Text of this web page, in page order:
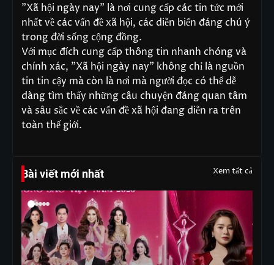
"Xã hội ngày nay" là nơi cung cấp các tin tức mới
nhất về các vấn đề xã hội, các diễn biến đáng chú ý
trong đời sống cộng đồng.
Với mục đích cung cấp thông tin nhanh chóng và
chính xác, "Xã hội ngày nay" không chỉ là nguồn
tin tin cậy mà còn là nơi mà người đọc có thể dễ
dàng tìm thấy những câu chuyện đáng quan tâm
và sâu sắc về các vấn đề xã hội đang diễn ra trên
toàn thế giới.
Bài viết mới nhất Xem tất cả